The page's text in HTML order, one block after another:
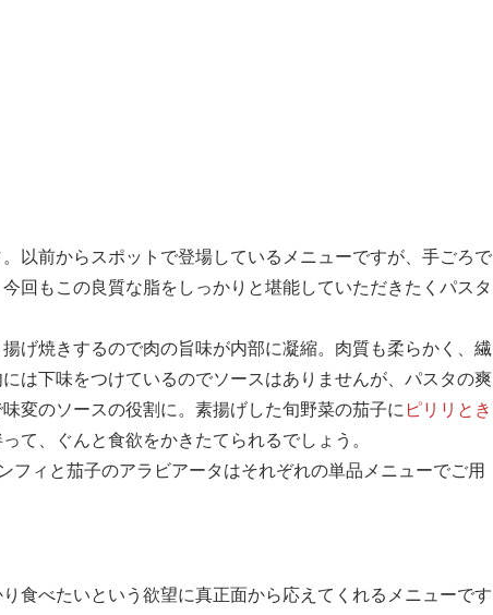
。以前からスポットで登場しているメニューですが、手ごろで
回もこの良質な脂をしっかりと堪能していただきたくパスタ
げ焼きするので肉の旨味が内部に凝縮。肉質も柔らかく、繊
は下味をつけているのでソースはありませんが、パスタの爽
変のソースの役割に。素揚げした旬野菜の茄子に ピリリとき
て、ぐんと食欲をかきたてられるでしょう。
フィと茄子のアラビアータはそれぞれの単品メニューでご用
食べたいという欲望に真正面から応えてくれるメニューです